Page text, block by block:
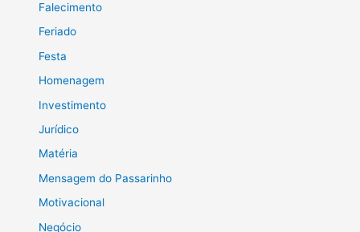
Falecimento
Feriado
Festa
Homenagem
Investimento
Jurídico
Matéria
Mensagem do Passarinho
Motivacional
Negócio